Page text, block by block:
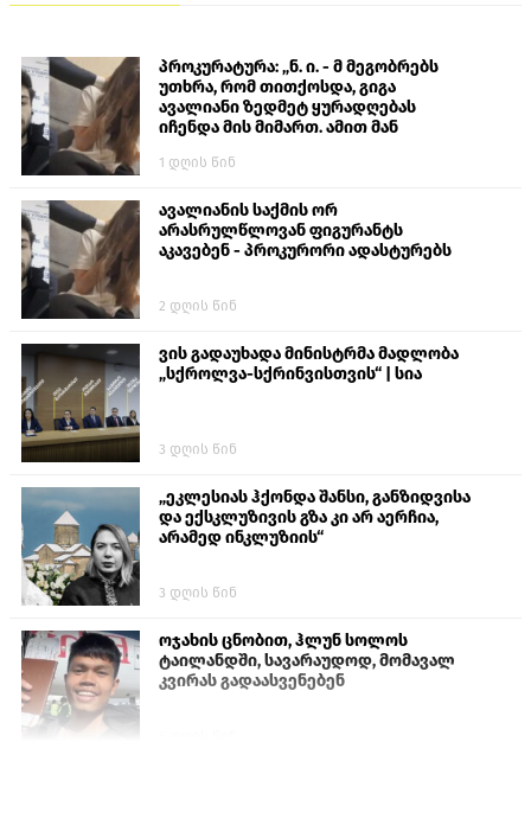
პროკურატურა: „ნ. ი. - მ მეგობრებს
უთხრა, რომ თითქოსდა, გიგა
ავალიანი ზედმეტ ყურადღებას
იჩენდა მის მიმართ. ამით მან
თავს დასხმოდა გიგა ავალიანს“
1 დღის წინ
ავალიანის საქმის ორ
არასრულწლოვან ფიგურანტს
აკავებენ - პროკურორი ადასტურებს
2 დღის წინ
ვის გადაუხადა მინისტრმა მადლობა
„სქროლვა-სქრინვისთვის“ | სია
3 დღის წინ
„ეკლესიას ჰქონდა შანსი, განზიდვისა
და ექსკლუზივის გზა კი არ აერჩია,
არამედ ინკლუზიის“
3 დღის წინ
ოჯახის ცნობით, ჰლუნ სოლოს
ტაილანდში, სავარაუდოდ, მომავალ
კვირას გადაასვენებენ